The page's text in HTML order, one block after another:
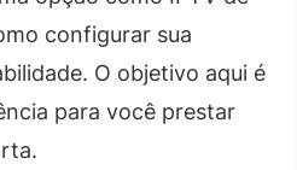
configurar sua
O objetivo aqui é
para você prestar